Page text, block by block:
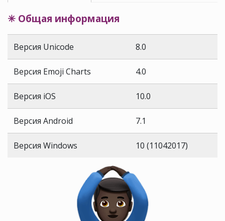
✳ Общая информация
Версия Unicode 8.0
Версия Emoji Charts 4.0
Версия iOS 10.0
Версия Android 7.1
Версия Windows 10 (11042017)